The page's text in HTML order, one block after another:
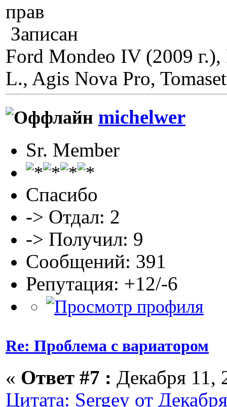
прав
Записан
Ford Mondeo IV (2009
L., Agis Nova Pro,
michelwer
Sr. Member
Спасибо
-> Отдал: 2
-> Получил: 9
Сообщений: 391
Репутация: +12/-6
Re: Проблема с вариатором
« Ответ #7 : Декабря 11,
Цитата: Sergey от